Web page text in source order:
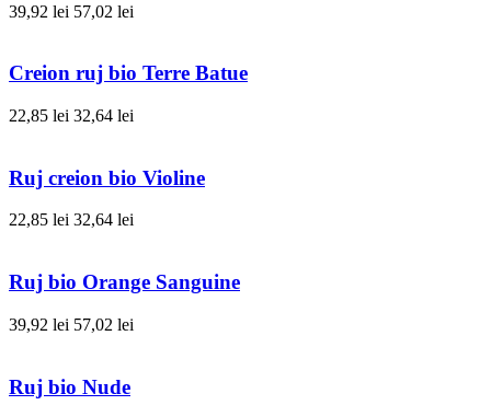
39,92 lei 57,02 lei
Creion ruj bio Terre Batue
22,85 lei 32,64 lei
Ruj creion bio Violine
22,85 lei 32,64 lei
Ruj bio Orange Sanguine
39,92 lei 57,02 lei
Ruj bio Nude